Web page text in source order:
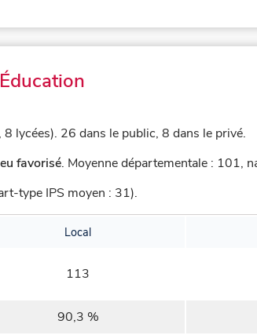
Éducation
lycées). 26 dans le public, 8 dans le privé.
favorisé. Moyenne départementale : 101,
type IPS moyen : 31).
Local
113
90,3 %